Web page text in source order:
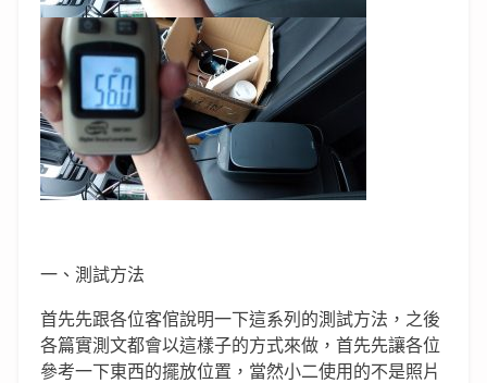
一、測試方法
首先先跟各位客倌說明一下這系列的測試方法，之後
各篇實測文都會以這樣子的方式來做，首先先讓各位
參考一下東西的擺放位置，當然小二使用的不是照片